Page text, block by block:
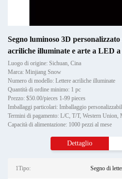
Segno luminoso 3D
acriliche illuminate e arte a LED a
Luogo di origine: Sichuan, Cina
Marca: Minjiang Snow
Numero di modello: Lettere acriliche illuminate
Quantità di ordine minimo: 1 pc
Prezzo: $50.00/pieces 1-99 pieces
Imballaggi particolari: Imballaggio
Termini di pagamento: L/C, T/T, Western Union,
Capacità di alimentazione: 1000 pezzi al mese
Dettaglio
1Tipo: Segno di